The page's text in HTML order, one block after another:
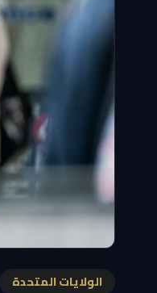
الولايات المتحدة